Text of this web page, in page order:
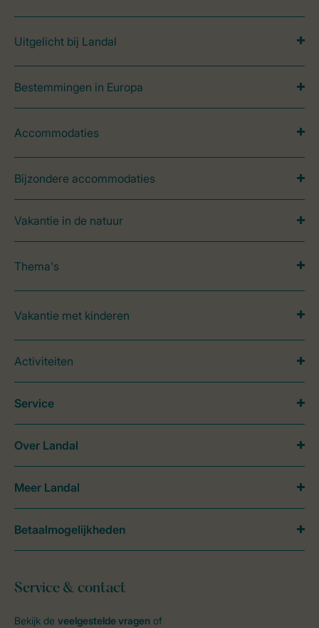
Uitgelicht bij Landal
Bestemmingen in Europa
Accommodaties
Bijzondere accommodaties
Vakantie in de natuur
Thema's
Vakantie met kinderen
Activiteiten
Service & contact
Bekijk de veelgestelde vragen of
Service
Over Landal
Meer Landal
Betaalmogelijkheden